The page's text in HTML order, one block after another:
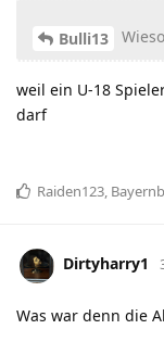
Bulli13
weil ein U-18
darf
Raiden123,
Dirtyharry1
Was war denn die